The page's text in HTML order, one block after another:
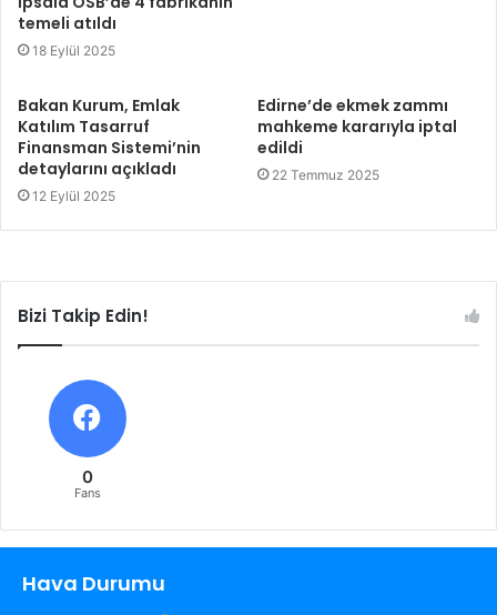
temeli atıldı
18 Eylül 2025
Bakan Kurum, Emlak
Katılım Tasarruf
Finansman Sistemi’nin
detaylarını açıkladı
12 Eylül 2025
Edirne’de ekmek zammı
mahkeme kararıyla iptal
edildi
22 Temmuz 2025
Bizi Takip Edin!
0
Fans
Hava Durumu